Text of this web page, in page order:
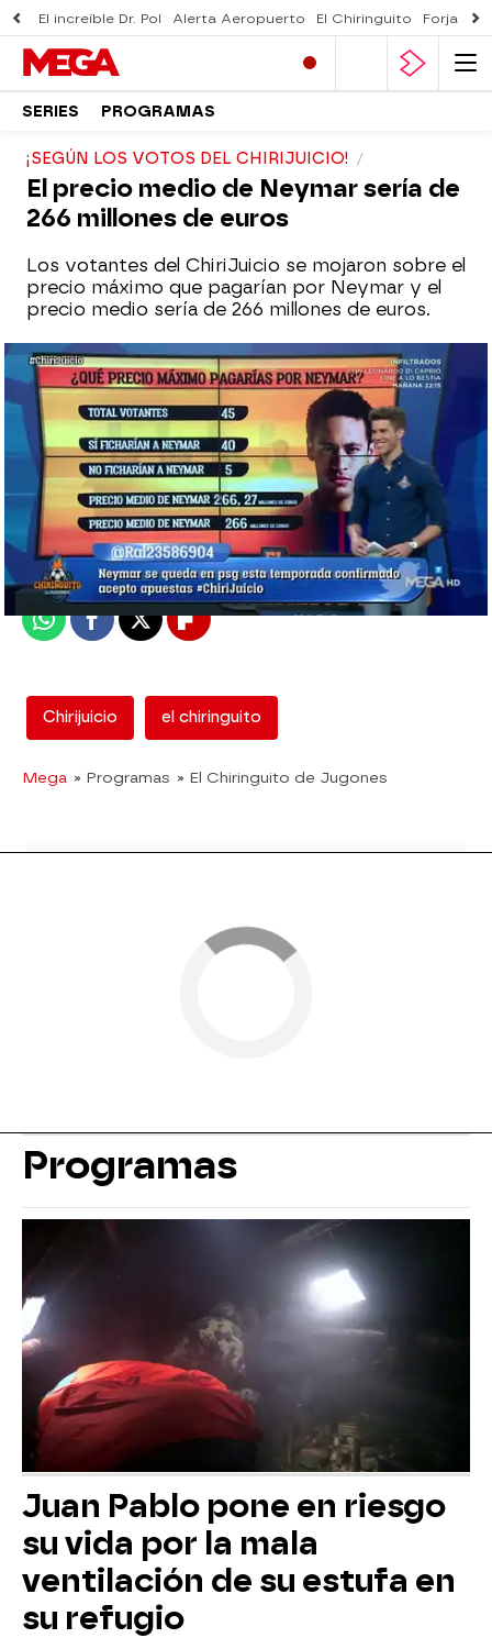
El increíble Dr. Pol Alerta Aeropuerto El Chiringuito Forjado
SERIES PROGRAMAS
¡SEGÚN LOS VOTOS DEL CHIRIJUICIO!
El precio medio de Neymar sería de
266 millones de euros
Los votantes del ChiriJuicio se mojaron sobre el
precio máximo que pagarían por Neymar y el
precio medio sería de 266 millones de euros.
mega
Madrid
Publicado:18 de mayo de 2018, 03:01
WhatsappFacebook
X Flipboard
Chirijuicio el chiringuito
Mega » Programas » El Chiringuito de Jugones
Programas
Juan Pablo pone en riesgo
su vida por la mala
ventilación de su estufa en
su refugio